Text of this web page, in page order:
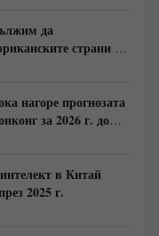
сериозен
въпроси пред
да
страни в
от ебола
нагоре прогнозата
за 2026 г. до
в Китай
2025 г.